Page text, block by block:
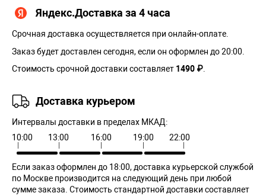
Яндекс.Доставка за 4 часа
Срочная доставка осуществляется при онлайн-оплате.
Заказ будет доставлен сегодня, если он оформлен до 20:00.
Стоимость срочной доставки составляет 1490 ₽
Доставка курьером
Интервалы доставки в пределах МКАД:
10:00
13:00 16:00 19:00 22:00
Если заказ оформлен до 18:00, доставка курьерской службой
по Москве производится на следующий день при любой
сумме заказа. Cтоимость стандартной доставки составляет